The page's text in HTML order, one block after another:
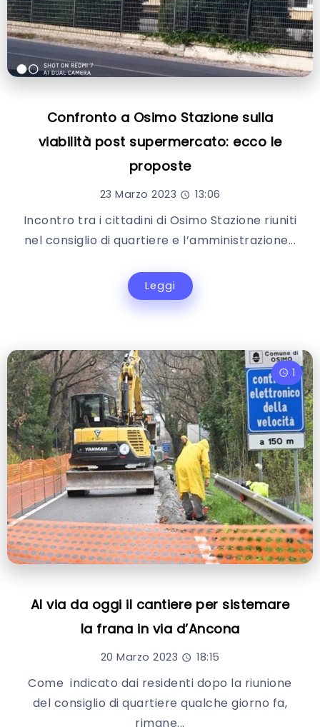
Confronto a Osimo Stazione sulla
viabilità post supermercato: ecco le
proposte
23 Marzo 2023 13:06
Incontro tra i cittadini di Osimo Stazione riuniti
nel consiglio di quartiere e l’amministrazione...
Leggi
1
Al via da oggi il cantiere per sistemare
la frana in via d’Ancona
20 Marzo 2023 18:15
Come indicato dai residenti dopo la riunione
del consiglio di quartiere qualche giorno fa,
rimane...